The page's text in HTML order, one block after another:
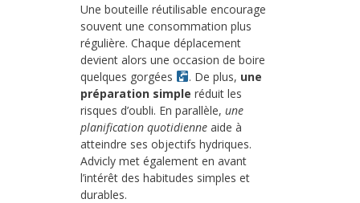
Une bouteille réutilisable encourage
souvent une consommation plus
régulière. Chaque déplacement
devient alors une occasion de boire
quelques gorgées
. De plus, une
préparation simple réduit les
risques d’oubli. En parallèle, une
planification quotidienne aide à
atteindre ses objectifs hydriques.
Advicly met également en avant
l’intérêt des habitudes simples et
durables.